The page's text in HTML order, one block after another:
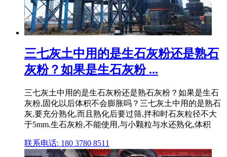
三七灰土中用的是生石灰粉还是熟石
灰粉？如果是生石灰粉 ...
三七灰土中用的是生石灰粉还是熟石灰粉？如果是生石
灰粉,固化以后体积不会膨胀吗？三七灰土中用的是熟石
灰,要充分熟化,而且熟化后要过筛,拌和时石灰粒径不大
于5mm.生石灰粉,不能使用,与小颗粒与水还熟化,体积
联系电话: 180 3780 8511